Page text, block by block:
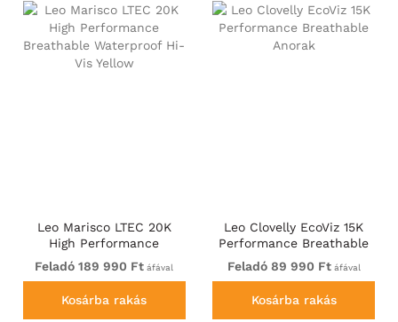
Leo Marisco LTEC 20K
High Performance
Breathable Waterproof Hi-
Vis Yellow
Feladó 189 990 Ft áfával
Kosárba rakás
Leo Clovelly EcoViz 15K
Performance Breathable
Anorak
Feladó 89 990 Ftáfával
Kosárba rakás